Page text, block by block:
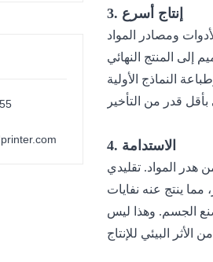
3. إنتاج أسرع
4. الاستدامة